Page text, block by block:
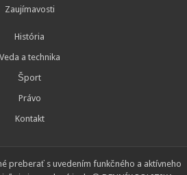
Zaujímavosti
História
Veda a technika
Šport
Právo
Kontakt
preberať s uvedením funkčného a aktívneho